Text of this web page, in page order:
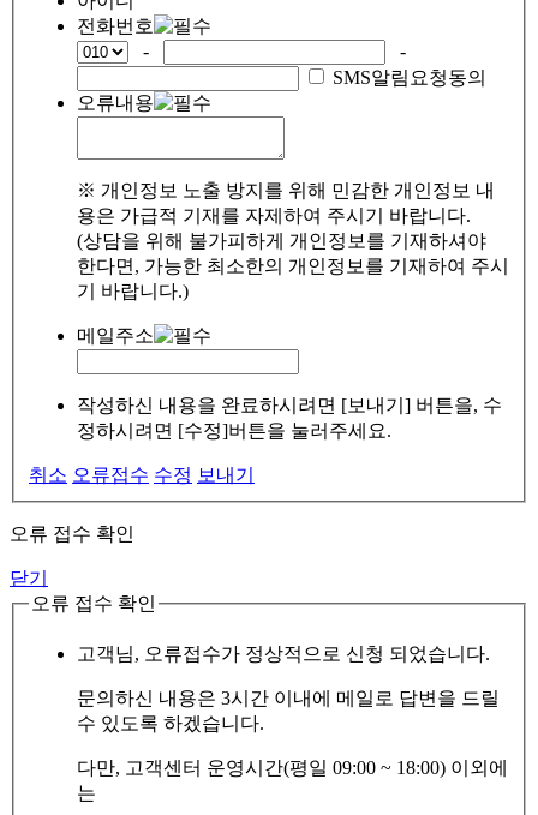
전화번호
-
-
SMS알림요청동의
오류내용
※ 개인정보 노출 방지를 위해 민감한 개인정보 내
용은 가급적 기재를 자제하여 주시기 바랍니다.
(상담을 위해 불가피하게 개인정보를 기재하셔야
한다면, 가능한 최소한의 개인정보를 기재하여 주시
기 바랍니다.)
메일주소
작성하신 내용을 완료하시려면 [보내기] 버튼을, 수
정하시려면 [수정]버튼을 눌러주세요.
취소 오류접수 수정 보내기
오류 접수 확인
닫기
오류 접수 확인
고객님, 오류접수가 정상적으로 신청 되었습니다.
문의하신 내용은 3시간 이내에 메일로 답변을 드릴
수 있도록 하겠습니다.
다만, 고객센터 운영시간(평일 09:00 ~ 18:00) 이외에
는